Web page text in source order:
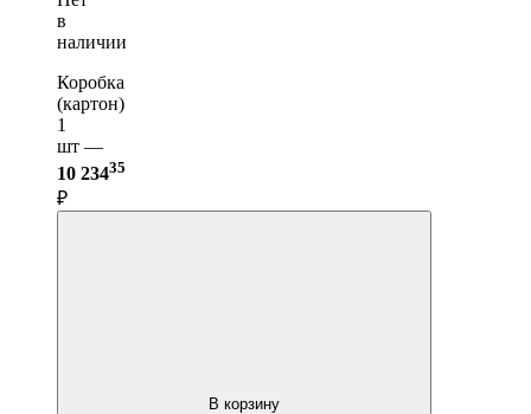
в
наличии
Коробка
(картон)
1
шт —
10 23435
₽
В корзину